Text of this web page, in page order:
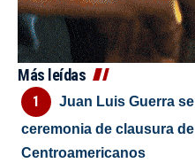
Más leídas
Juan Luis Guerra
ceremonia de clausura
Centroamericanos